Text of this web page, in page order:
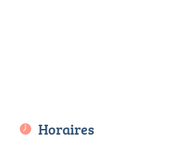
Horaires